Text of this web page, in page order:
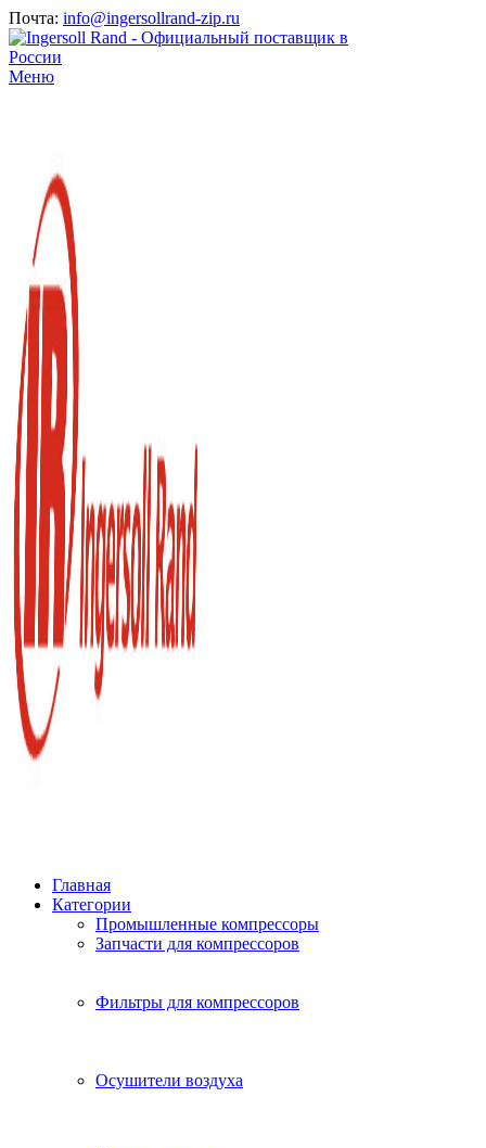
Почта: info@ingersollrand-zip.ru
Меню
Главная
Категории
Промышленные компрессоры
Запчасти для компрессоров
Фильтры для компрессоров
Осушители воздуха